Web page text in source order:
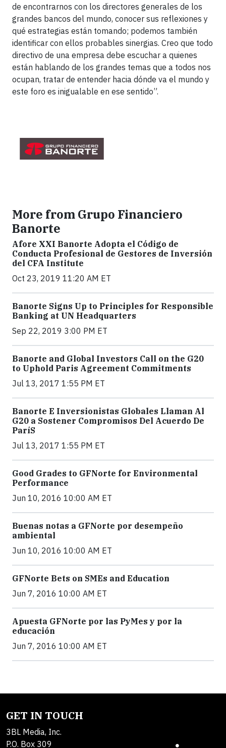
de encontrarnos con los directores generales de los
grandes bancos del mundo, conocer sus reflexiones y
qué estrategias están tomando; podemos también
identificar con ellos probables sinergias. Creo que todo
directivo de una empresa debe escuchar a quienes
están hablando de los grandes temas que a todos nos
ocupan, tratar de entender hacia dónde va el mundo y
este foro es inigualable en ese sentido”.
More from Grupo Financiero
Banorte
Afore XXI Banorte Adopta el Código de
Conducta Profesional de Gestores de Inversión
del CFA Institute
Oct 23, 2019 11:20 AM ET
Banorte Signs Up to Principles for Responsible
Banking at UN Headquarters
Sep 22, 2019 3:00 PM ET
Banorte and Global Investors Call on the G20
to Uphold Paris Agreement Commitments
Jul 13, 2017 1:55 PM ET
Banorte E Inversionistas Globales Llaman Al
G20 a Sostener Compromisos Del Acuerdo De
ParíS
Jul 13, 2017 1:55 PM ET
Good Grades to GFNorte for Environmental
Performance
Jun 10, 2016 10:00 AM ET
Buenas notas a GFNorte por desempeño
ambiental
Jun 10, 2016 10:00 AM ET
GFNorte Bets on SMEs and Education
Jun 7, 2016 10:00 AM ET
Apuesta GFNorte por las PyMes y por la
educación
Jun 7, 2016 10:00 AM ET
GET IN TOUCH
3BL Media, Inc.
P.O. Box 309